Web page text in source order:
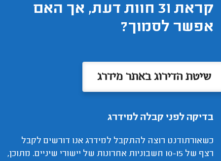
קראת 31 חוות דעת, אך האם
אפשר לסמוך?
שיטת הדירוג באתר מידרג
בדיקה לפני קבלה למידרג
כשאורתודנט רוצה להתקבל למידרג אנו דורשים לקבל
רצף של 10-15 חשבוניות אחרונות של יישורי שיניים. מתוכן,